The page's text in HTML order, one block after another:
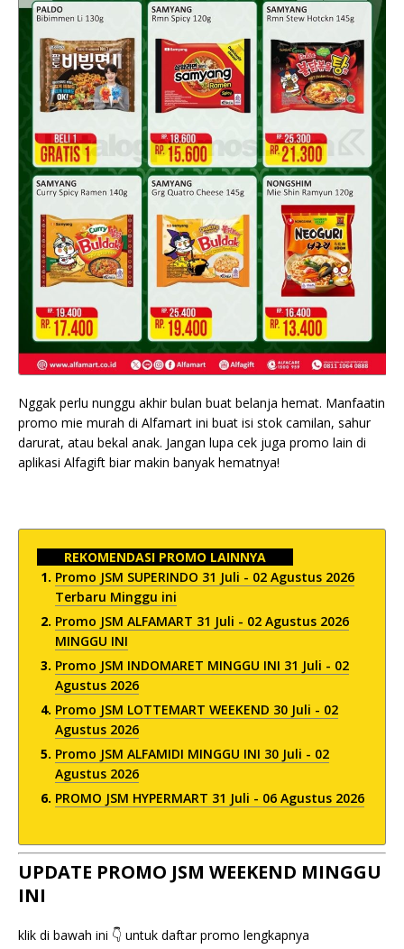
Nggak perlu nunggu akhir bulan buat belanja hemat. Manfaatin
promo mie murah di Alfamart ini buat isi stok camilan, sahur
darurat, atau bekal anak. Jangan lupa cek juga promo lain di
aplikasi Alfagift biar makin banyak hematnya!
REKOMENDASI PROMO LAINNYA
Promo JSM SUPERINDO 31 Juli - 02 Agustus 2026
Terbaru Minggu ini
Promo JSM ALFAMART 31 Juli - 02 Agustus 2026
MINGGU INI
Promo JSM INDOMARET MINGGU INI 31 Juli - 02
Agustus 2026
Promo JSM LOTTEMART WEEKEND 30 Juli - 02
Agustus 2026
Promo JSM ALFAMIDI MINGGU INI 30 Juli - 02
Agustus 2026
PROMO JSM HYPERMART 31 Juli - 06 Agustus 2026
UPDATE PROMO JSM WEEKEND MINGGU
INI
klik di bawah ini 👇 untuk daftar promo lengkapnya